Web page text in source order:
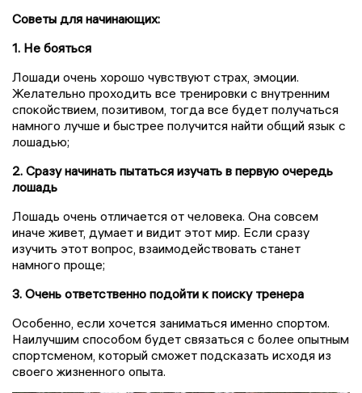
Советы для начинающих:
1. Не бояться
Лошади очень хорошо чувствуют страх, эмоции.
Желательно проходить все тренировки с внутренним
спокойствием, позитивом, тогда все будет получаться
намного лучше и быстрее получится найти общий язык с
лошадью;
2. Сразу начинать пытаться изучать в первую очередь
лошадь
Лошадь очень отличается от человека. Она совсем
иначе живет, думает и видит этот мир. Если сразу
изучить этот вопрос, взаимодействовать станет
намного проще;
3. Очень ответственно подойти к поиску тренера
Особенно, если хочется заниматься именно спортом.
Наилучшим способом будет связаться с более опытным
спортсменом, который сможет подсказать исходя из
своего жизненного опыта.